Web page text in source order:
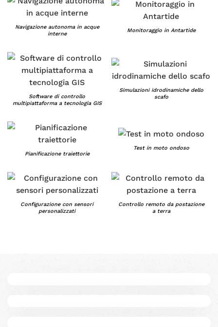
Navigazione autonoma in acque
interne
Monitoraggio in Antartide
Software di controllo
multipiattaforma a tecnologia GIS
Simulazioni idrodinamiche dello
scafo
Pianificazione traiettorie
Test in moto ondoso
Configurazione con sensori
personalizzati
Controllo remoto da postazione
a terra